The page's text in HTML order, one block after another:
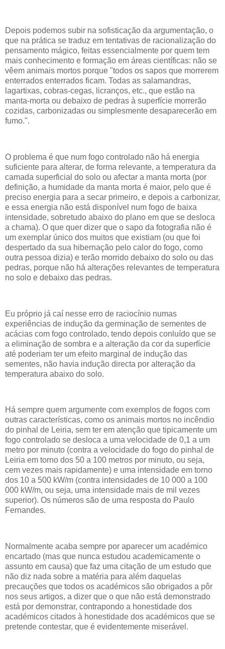
Depois podemos subir na sofisticação da argumentação, o
que na prática se traduz em tentativas de racionalização do
pensamento mágico, feitas essencialmente por quem tem
mais conhecimento e formação em áreas científicas: não se
vêem animais mortos porque "todos os sapos que morrerem
enterrados enterrados ficam. Todas as salamandras,
lagartixas, cobras-cegas, licranços, etc., que estão na
manta-morta ou debaixo de pedras à superfície morrerão
cozidas, carbonizadas ou simplesmente desaparecerão em
fumo.".
O problema é que num fogo controlado não há energia
suficiente para alterar, de forma relevante, a temperatura da
camada superficial do solo ou afectar a manta morta (por
definição, a humidade da manta morta é maior, pelo que é
preciso energia para a secar primeiro, e depois a carbonizar,
e essa energia não está disponível num fogo de baixa
intensidade, sobretudo abaixo do plano em que se desloca
a chama). O que quer dizer que o sapo da fotografia não é
um exemplar único dos muitos que existiam (ou que foi
despertado da sua hibernação pelo calor do fogo, como
outra pessoa dizia) e terão morrido debaixo do solo ou das
pedras, porque não há alterações relevantes de temperatura
no solo e debaixo das pedras.
Eu próprio já caí nesse erro de raciocínio numas
experiências de indução da germinação de sementes de
acácias com fogo controlado, tendo depois conluído que se
a eliminação de sombra e a alteração da cor da superfície
até poderiam ter um efeito marginal de indução das
sementes, não havia indução directa por alteração da
temperatura abaixo do solo.
Há sempre quem argumente com exemplos de fogos com
outras características, como os animais mortos no incêndio
do pinhal de Leiria, sem ter em atenção que tipicamente um
fogo controlado se desloca a uma velocidade de 0,1 a um
metro por minuto (contra a velocidade do fogo do pinhal de
Leiria em torno dos 50 a 100 metros por minuto, ou seja,
cem vezes mais rapidamente) e uma intensidade em torno
dos 10 a 500 kW/m (contra intensidades de 10 000 a 100
000 kW/m, ou seja, uma intensidade mais de mil vezes
superior). Os números são de uma resposta do Paulo
Fernandes.
Normalmente acaba sempre por aparecer um académico
encartado (mas que nunca estudou academicamente o
assunto em causa) que faz uma citação de um estudo que
não diz nada sobre a matéria para além daquelas
precauções que todos os académicos são obrigados a pôr
nos seus artigos, a dizer que o que não está demonstrado
está por demonstrar, contrapondo a honestidade dos
académicos citados à honestidade dos académicos que se
pretende contestar, que é evidentemente miserável.